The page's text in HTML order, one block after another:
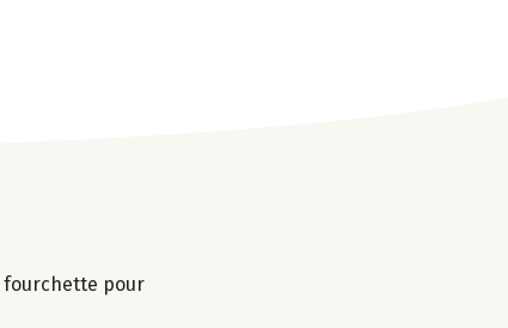
fourchette pour